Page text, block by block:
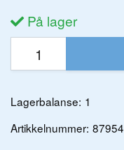
På lager
Lagerbalanse: 1
Artikkelnummer: 87954